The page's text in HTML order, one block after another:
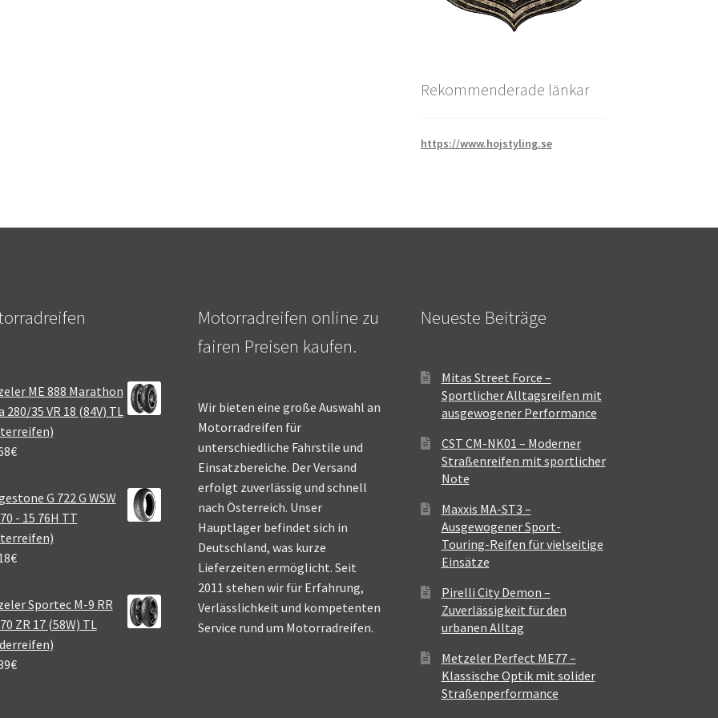
Rekommenderade länkar
https://www.hojstyling.se
ME 888 Marathon
280/35 VR 18 (84V) TL
€
G 722 G WSW
- 15 76H TT
€
Sportec M-9 RR
ZR 17 (58W) TL
€
Motorradreifen online zu
fairen Preisen kaufen.
Wir bieten eine große Auswahl an
Motorradreifen für
unterschiedliche Fahrstile und
Einsatzbereiche. Der Versand
erfolgt zuverlässig und schnell
nach Österreich. Unser
Hauptlager befindet sich in
Deutschland, was kurze
Lieferzeiten ermöglicht. Seit
2011 stehen wir für Erfahrung,
Verlässlichkeit und kompetenten
Service rund um Motorradreifen.
Neueste Beiträge
Mitas Street Force –
Sportlicher Alltagsreifen mit
ausgewogener Performance
CST CM-NK01 – Moderner
Straßenreifen mit sportlicher
Note
Maxxis MA-ST3 –
Ausgewogener Sport-
Touring-Reifen für vielseitige
Einsätze
Pirelli City Demon –
Zuverlässigkeit für den
urbanen Alltag
Metzeler Perfect ME77 –
Klassische Optik mit solider
Straßenperformance